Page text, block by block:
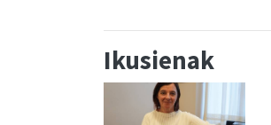
Ikusienak